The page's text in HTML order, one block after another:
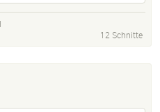
12 Schnitte